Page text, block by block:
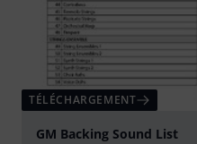
TÉLÉCHARGEMENT
GM Backing Sound List